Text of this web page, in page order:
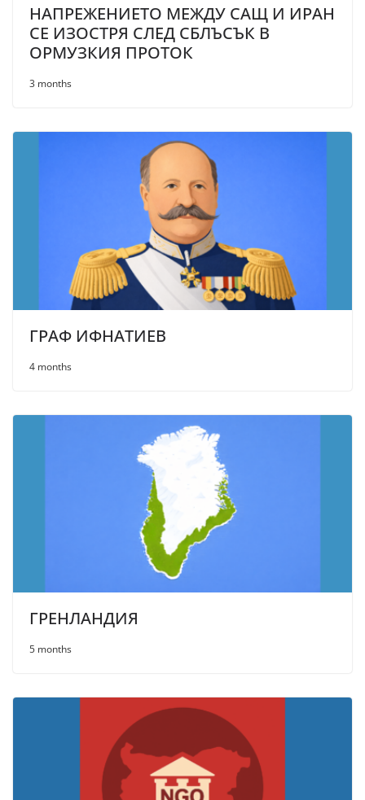
НАПРЕЖЕНИЕТО МЕЖДУ САЩ И ИРАН
СЕ ИЗОСТРЯ СЛЕД СБЛЪСЪК В
ОРМУЗКИЯ ПРОТОК
3 months
ГРАФ ИФНАТИЕВ
4 months
ГРЕНЛАНДИЯ
5 months